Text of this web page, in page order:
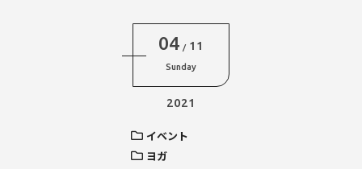
04 / 11
Sunday
2021
イベント
ヨガ